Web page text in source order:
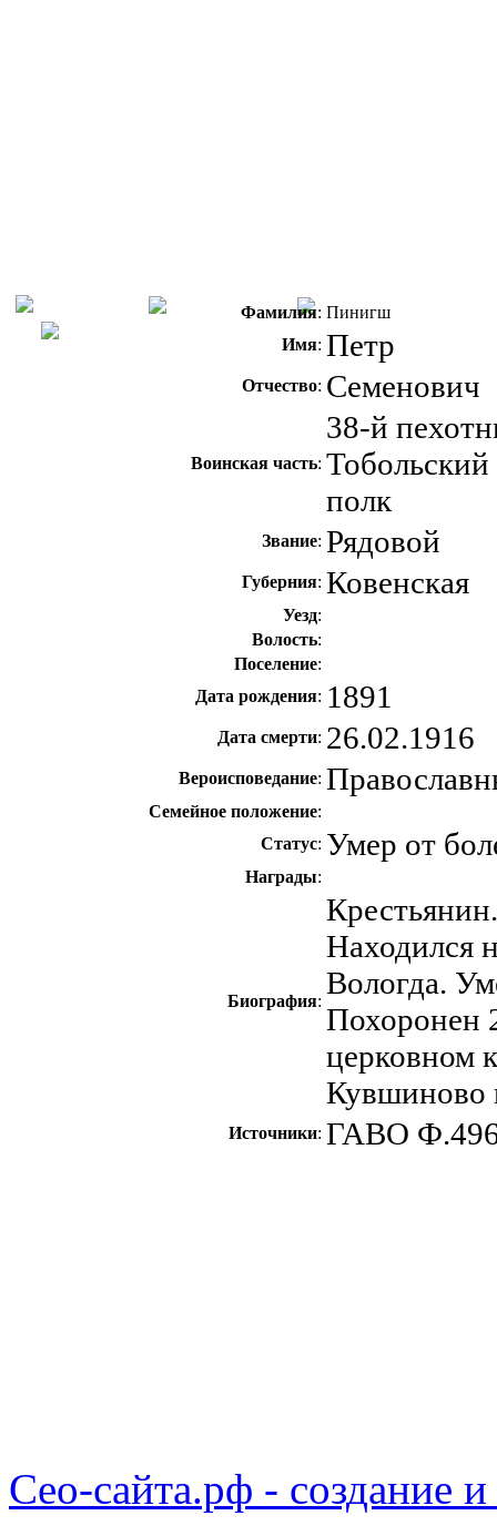
Фамилия: Пинигш
Имя: Петр
Отчество: Семенович
Воинская часть:
38-й
Тобольский
полк
Звание: Рядовой
Губерния: Ковенская
Уезд:
Волость:
Поселение:
Дата рождения: 1891
Дата смерти: 26.02.1916
Вероисповедание:
Семейное положение:
Статус: Умер от
Награды:
Биография:
Находился
Вологда.
Похоронен
церковном
Кувшиново
Источники: ГАВО
Сео-сайта.рф - создание и